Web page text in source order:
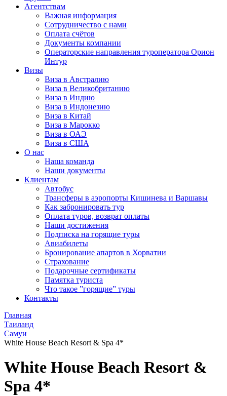
Агентствам
Важная информация
Сотрудничество с нами
Оплата счётов
Документы компании
Операторские направления туроператора Орион
Интур
Визы
Виза в Австралию
Виза в Великобританию
Виза в Индию
Виза в Индонезию
Виза в Китай
Виза в Марокко
Виза в ОАЭ
Виза в США
О нас
Наша команда
Наши документы
Клиентам
Автобус
Трансферы в аэропорты Кишинева и Варшавы
Как забронировать тур
Оплата туров, возврат оплаты
Наши достижения
Подписка на горящие туры
Авиабилеты
Бронирование апартов в Хорватии
Страхование
Подарочные сертификаты
Памятка туриста
Что такое ”горящие” туры
Контакты
Главная
Таиланд
Самуи
White House Beach Resort & Spa 4*
White House Beach Resort &
Spa 4*